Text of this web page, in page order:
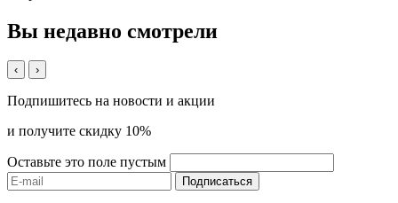
Вы недавно смотрели
‹ ›
Подпишитесь на новости и акции
и получите скидку 10%
Оставьте это поле пустым
Подписаться